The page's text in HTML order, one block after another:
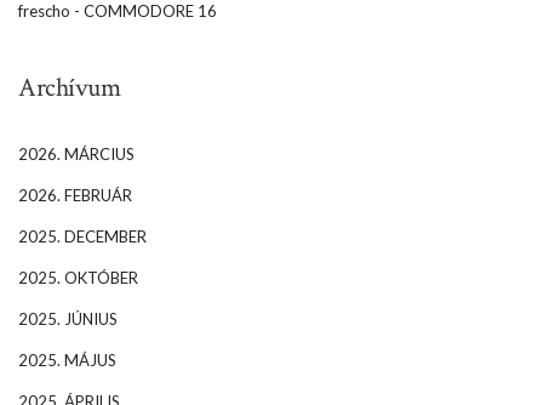
frescho - COMMODORE 16
Archívum
2026. MÁRCIUS
2026. FEBRUÁR
2025. DECEMBER
2025. OKTÓBER
2025. JÚNIUS
2025. MÁJUS